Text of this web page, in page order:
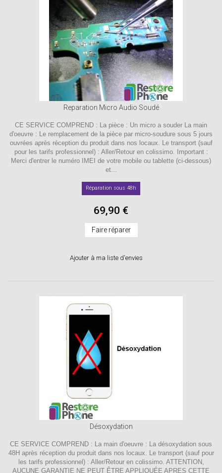
Reparation Micro Audio Soudé
CE SERVICE COMPREND : La pièce : Un micro a souder La main
d'oeuvre : Le remplacement de la pièce par micro-soudure sous 5 jours
ouvrées après réception du produit dans nos locaux. Le transport (sauf
pour les tarifs professionnel) : Aller/Retour en colissimo. Important :
Merci d'entrer le numéro IMEI de votre mobile ou tablette (ci-dessous)
et...
Réparation sous 48h
69,90 €
Faire réparer
Ajouter à ma liste d'envies
Désoxydation
CE SERVICE COMPREND : La main d'oeuvre : La désoxydation sous
48H après réception du produit dans nos locaux. Le transport (sauf pour
les tarifs professionnel) : Aller/Retour en colissimo. ATTENTION,
AUCUNE GARANTIE NE PEUT ÊTRE APPLIQUÉE APRES CETTE